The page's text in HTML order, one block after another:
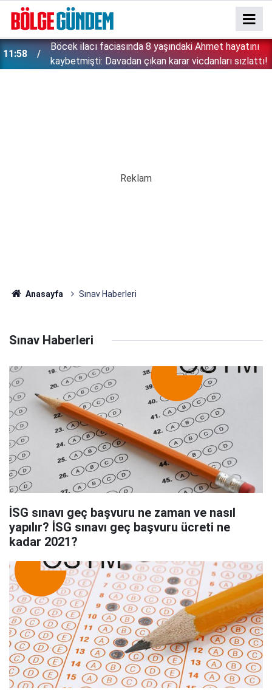
11:58
Böcek ilacı faciasında 8 yaşındaki Ahmet hayatını
kaybetmişti: Davadan çıkan karar vicdanları sızlattı!
11:42
''Çözülmemiş dosya kalmayacak'' demişti: Bakan
Gürlek şüpheli 2 çocuğun ölümünü mercek altına
Anasayfa Sınav Haberleri
Sınav Haberleri
İSG sınavı geç başvuru ne zaman ve nasıl
yapılır? İSG sınavı geç başvuru ücreti ne
kadar 2021?